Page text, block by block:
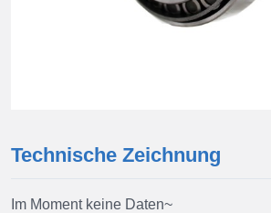
Technische Zeichnung
Im Moment keine Daten~